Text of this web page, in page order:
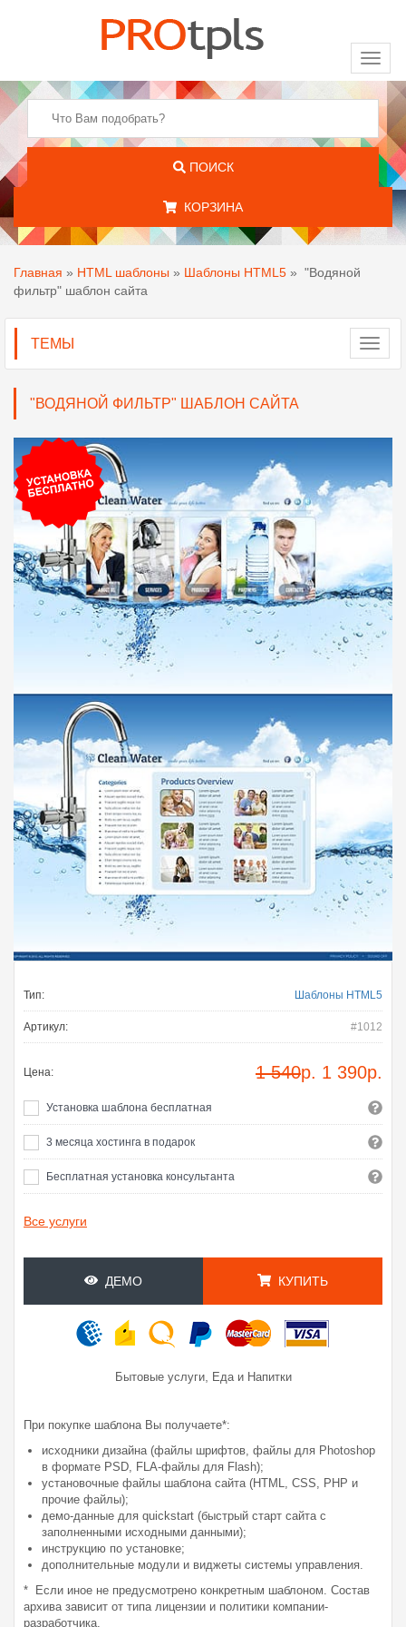
ПОИСК
КОРЗИНА
Главная » HTML шаблоны » Шаблоны HTML5 » "Водяной
фильтр" шаблон сайта
ТЕМЫ
"ВОДЯНОЙ ФИЛЬТР" ШАБЛОН САЙТА
Тип: Шаблоны HTML5
Артикул: #1012
Цена: 1 540р. 1 390р.
Установка шаблона бесплатная
3 месяца хостинга в подарок
Бесплатная установка консультанта
Все услуги
ДЕМО КУПИТЬ
Бытовые услуги, Еда и Напитки
При покупке шаблона Вы получаете*:
исходники дизайна (файлы шрифтов, файлы для Photoshop
в формате PSD, FLA-файлы для Flash);
установочные файлы шаблона сайта (HTML, CSS, PHP и
прочие файлы);
демо-данные для quickstart (быстрый старт сайта с
заполненными исходными данными);
инструкцию по установке;
дополнительные модули и виджеты системы управления.
* Если иное не предусмотрено конкретным шаблоном. Состав
архива зависит от типа лицензии и политики компании-
разработчика.